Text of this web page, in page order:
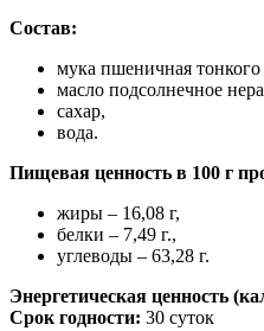
Состав:
мука пшеничная
масло подсолнечное
сахар,
вода.
Пищевая ценность в 100 г
жиры – 16,08 г,
белки – 7,49 г.,
углеводы – 63,28 г.
Энергетическая ценность
Срок годности: 30 суток